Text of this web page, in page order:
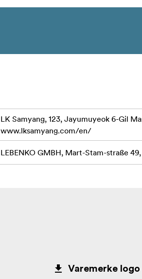
LK Samyang, 123, Jayumuyeok 6-Gil
www.lksamyang.com/en/
LEBENKO GMBH, Mart-Stam-straße
Varemerke logo